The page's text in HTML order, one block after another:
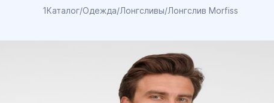
1Каталог/Одежда/Лонгсливы/Лонгслив Morfiss